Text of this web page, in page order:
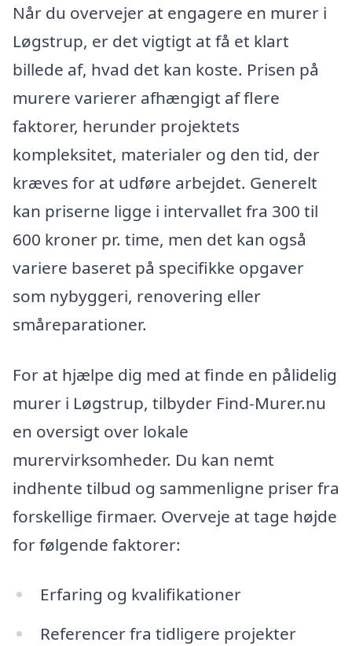
Når du overvejer at engagere en murer i
Løgstrup, er det vigtigt at få et klart
billede af, hvad det kan koste. Prisen på
murere varierer afhængigt af flere
faktorer, herunder projektets
kompleksitet, materialer og den tid, der
kræves for at udføre arbejdet. Generelt
kan priserne ligge i intervallet fra 300 til
600 kroner pr. time, men det kan også
variere baseret på specifikke opgaver
som nybyggeri, renovering eller
småreparationer.
For at hjælpe dig med at finde en pålidelig
murer i Løgstrup, tilbyder Find-Murer.nu
en oversigt over lokale
murervirksomheder. Du kan nemt
indhente tilbud og sammenligne priser fra
forskellige firmaer. Overveje at tage højde
for følgende faktorer:
Erfaring og kvalifikationer
Referencer fra tidligere projekter